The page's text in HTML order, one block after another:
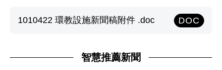
1010422 環教設施新聞稿附件 .doc DOC
智慧推薦新聞